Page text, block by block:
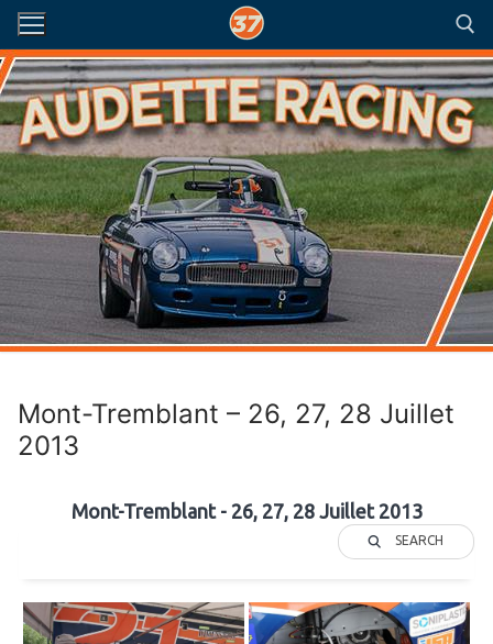
Aller
au
contenu
Rechercher :
Mont-Tremblant – 26, 27, 28 Juillet
2013
Mont-Tremblant - 26, 27, 28 Juillet 2013
SEARCH